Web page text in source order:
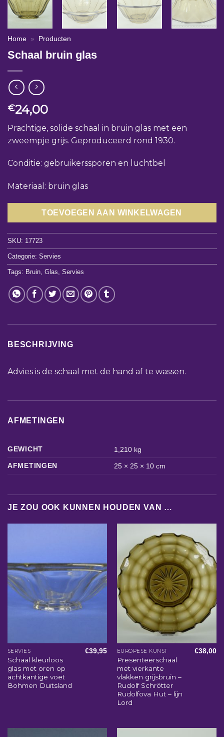
Home » Producten
Schaal bruin glas
€24,00
Prachtige, solide schaal in bruin glas met een
zweempje grijs. Geproduceerd rond 1930.
Conditie: gebruikerssporen en luchtbel
Materiaal: bruin glas
TOEVOEGEN AAN WINKELWAGEN
SKU: 17723
Categorie: Servies
Tags: Bruin Glas Servies
BESCHRIJVING
Advies is de schaal met de hand af te wassen.
AFMETINGEN
GEWICHT
1,210 kg
AFMETINGEN
25 × 25 × 10 cm
JE ZOU OOK KUNNEN HOUDEN VAN …
SERVIES
Schaal kleurloos
glas met oren op
achtkantige voet
Bohmen Duitsland
€39,95 EUROPESE KUNST
Presenteerschaal
met vierkante
vlakken grijsbruin –
Rudolf Schrötter
Rudolfova Hut – lijn
Lord
€38,00